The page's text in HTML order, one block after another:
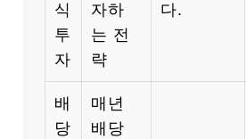
식
투
자
자하
는 전
략
다.
배
당
매년
배당